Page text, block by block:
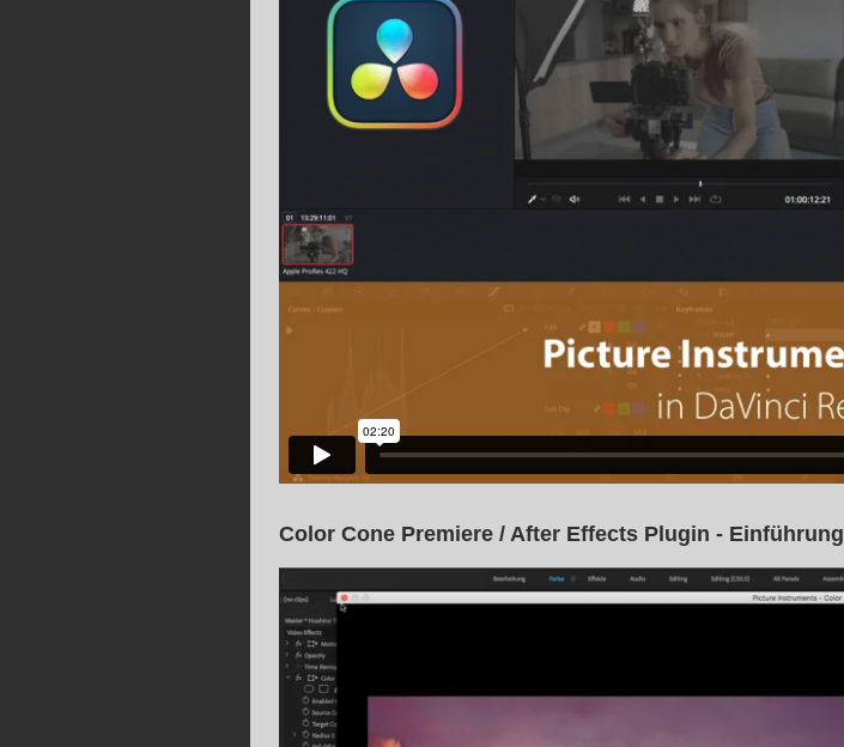
Color Cone Premiere / After Effects Plugin - Einführung